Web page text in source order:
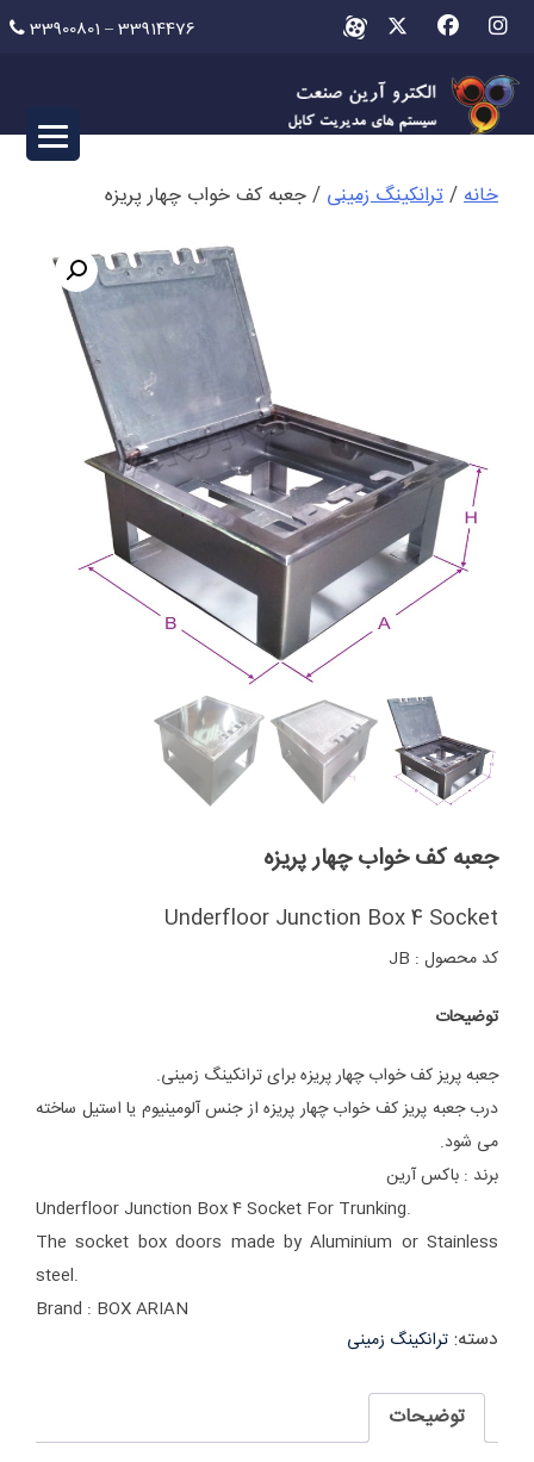
Skip
content
33900801 – 33914476
خانه/ترانکینگ زمینی / جعبه کف خواب چهار پریزه
جعبه کف خواب چهار پریزه
Underfloor Junction Box 4 Socket
کد محصول : JB
توضیحات
جعبه پریز کف خواب چهار پریزه برای ترانکینگ زمینی.
درب جعبه پریز کف خواب چهار پریزه از جنس آلومینیوم یا استیل ساخته
می شود.
برند : باکس آرین
Underfloor Junction Box 4 Socket For Trunking.
The socket box doors made by Aluminium or Stainless
steel.
Brand : BOX ARIAN
دسته: ترانکینگ زمینی
توضیحات